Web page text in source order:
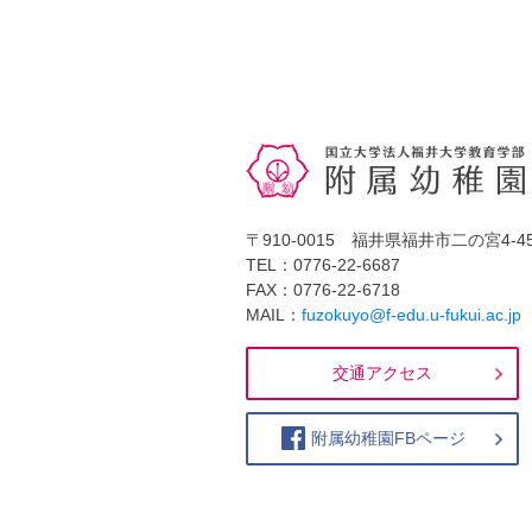
〒910-0015 福井県福井市二の宮4-
TEL：0776-22-6687
FAX：0776-22-6718
MAIL： fuzokuyo@f-edu.u-fukui.ac.jp
交通アクセス
附属幼稚園FBページ